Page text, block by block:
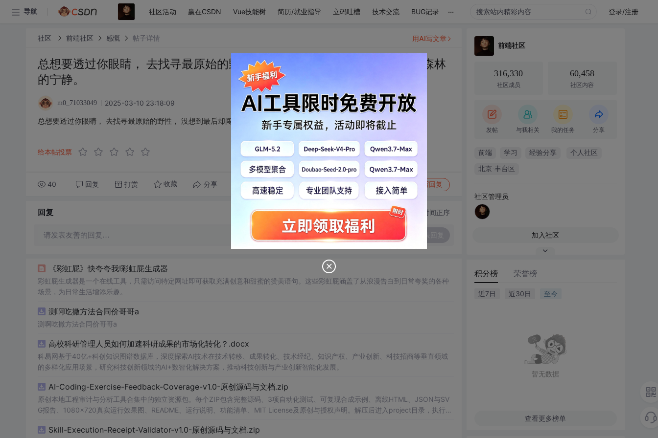
导航 社区活动 赢在CSDN Vue技能树 简历/就业指导 立码吐槽 技术交流 BUG记录 ... 登录/注册
社区 前端社区 感慨 帖子详情
总想要透过你眼睛， 去找寻最原始的野性， 没想到最后却闯进， 一整座，森林
的宁静。
m0_71033049 2025-03-10 23:18:09
总想要透过你眼睛， 去找寻最原始的野性， 没想到最后却闯进， 一整座，森林的宁静。
给本帖投票
40 回复 打赏 收藏 分享 转发到动态 举报 写回复
用AI写文章
回复 切换为时间正序
请发表友善的回复…
《彩虹屁》快夸夸我!彩虹屁生成器
彩虹屁生成器是一个在线工具，只需访问特定网址即可获取充满创意和甜蜜的赞美语句。这些彩虹屁涵盖了从浪漫告白到日常夸奖的各种
场景，为日常生活增添乐趣。
测啊吃撒方法合同价哥哥a
测啊吃撒方法合同价哥哥a
高校科研管理人员如何加速科研成果的市场化转化？.docx
科易网基于40亿+科创知识图谱数据库，深度探索AI技术在技术转移、成果转化、技术经纪、知识产权、产业创新、科技招商等垂直领域
的多样化应用场景，研究科技创新领域的AI+数智化解决方案，推动科技创新与产业创新智能化发展。
AI-Coding-Exercise-Feedback-Coverage-v1.0-原创源码与文档.zip
原创本地工程审计与分析工具合集中的独立资源包。每个ZIP包含完整源码、3项自动化测试、可复现合成示例、离线HTML、JSON与SV
G报告、1080×720真实运行效果图、README、运行说明、功能清单、MIT License及原创与授权声明。解压后进入project目录，执行np
源码、Logo、官方截图、论文、生产日志或其他受限素材。适合前端开发、AI应用工程、测试审计和课程实践。
Skill-Execution-Receipt-Validator-v1.0-原创源码与文档.zip
前端社区
316,330
社区成员
60,458
社区内容
发帖 与我相关 我的任务 分享
前端 学习 经验分享 个人社区
北京·丰台区
社区管理员
加入社区
积分榜 荣誉榜
近7日 近30日 至今
暂无数据
查看更多榜单